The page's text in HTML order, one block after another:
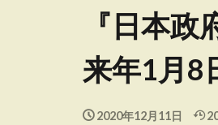
『日本
来年1月8
2020年12月11日